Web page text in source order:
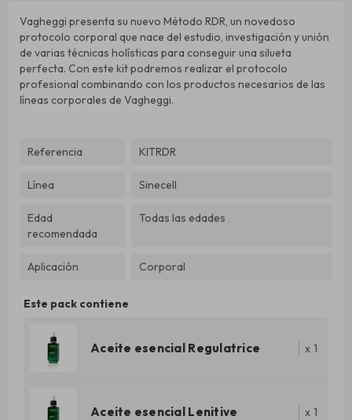
Vagheggi presenta su nuevo Método RDR, un novedoso
protocolo corporal que nace del estudio, investigación y unión
de varias técnicas holísticas para conseguir una silueta
perfecta. Con este kit podremos realizar el protocolo
profesional combinando con los productos necesarios de las
líneas corporales de Vagheggi.
Referencia KITRDR
Línea Sinecell
Edad
recomendada
Todas las edades
Aplicación Corporal
Este pack contiene
Aceite esencial Regulatrice x 1
Aceite esencial Lenitive x 1